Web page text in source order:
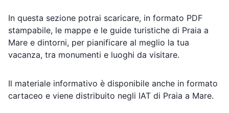
In questa sezione potrai scaricare, in formato PDF
stampabile, le mappe e le guide turistiche di Praia a
Mare e dintorni, per pianificare al meglio la tua
vacanza, tra monumenti e luoghi da visitare.
Il materiale informativo è disponibile anche in formato
cartaceo e viene distribuito negli IAT di Praia a Mare.